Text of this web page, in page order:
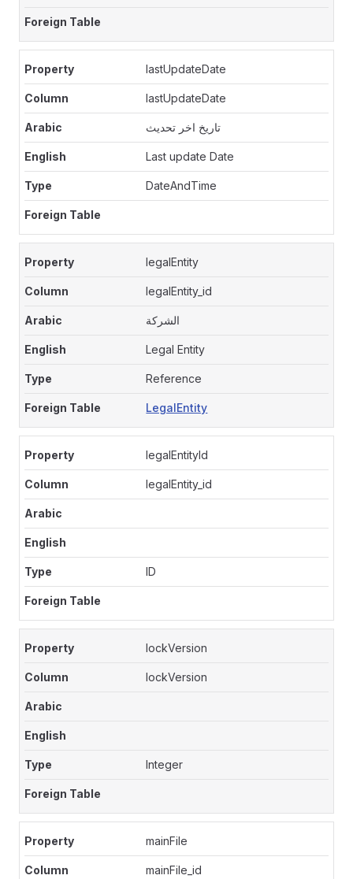
lastUpdateDate
lastUpdateDate
تاريخ اخر تحديث
Last update Date
DateAndTime
legalEntity
legalEntity_id
الشركة
Legal Entity
Reference
LegalEntity
legalEntityId
legalEntity_id
ID
lockVersion
lockVersion
Integer
mainFile
mainFile_id